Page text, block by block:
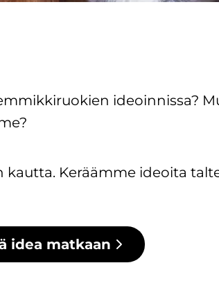
ideoinnissa?
kautta. Keräämme ideoita
idea matkaan